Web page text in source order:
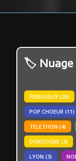
Nuage
PERIGUEUX (20)
POP CHOEUR (11)
TELETHON (4)
DORDOGNE (3)
LYON (3)